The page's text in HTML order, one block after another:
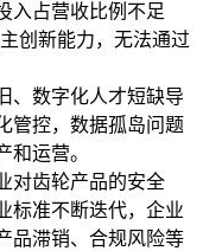
入占营收比例不足
创新能力，无法通过
、数字化人才短缺导
管控，数据孤岛问题
和运营。
对齿轮产品的安全
标准不断迭代，企业
品滞销、合规风险等